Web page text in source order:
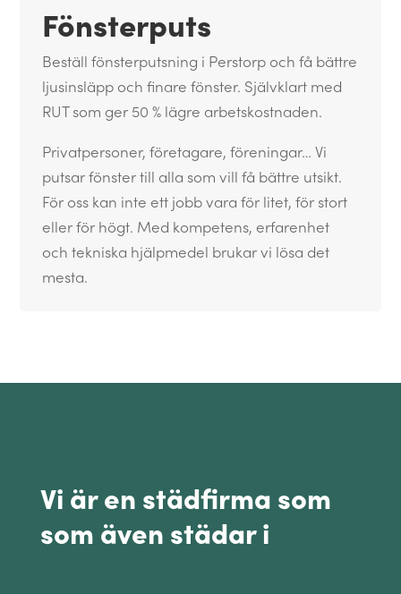
Fönsterputs
Beställ fönsterputsning i Perstorp och få bättre
ljusinsläpp och finare fönster. Självklart med
RUT som ger 50 % lägre arbetskostnaden.
Privatpersoner, företagare, föreningar… Vi
putsar fönster till alla som vill få bättre utsikt.
För oss kan inte ett jobb vara för litet, för stort
eller för högt. Med kompetens, erfarenhet
och tekniska hjälpmedel brukar vi lösa det
mesta.
Vi är en städfirma som
som även städar i